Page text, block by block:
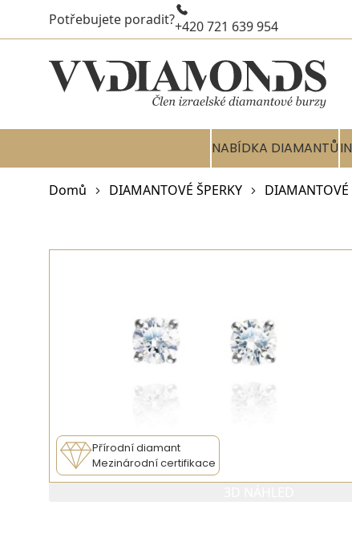
Potřebujete poradit?+420 721 639 954
NABÍDKA DIAMANTŮ
Domů DIAMANTOVÉ ŠPERKY DIAMANTOVÉ
Přírodní diamant
Mezinárodní certifikace